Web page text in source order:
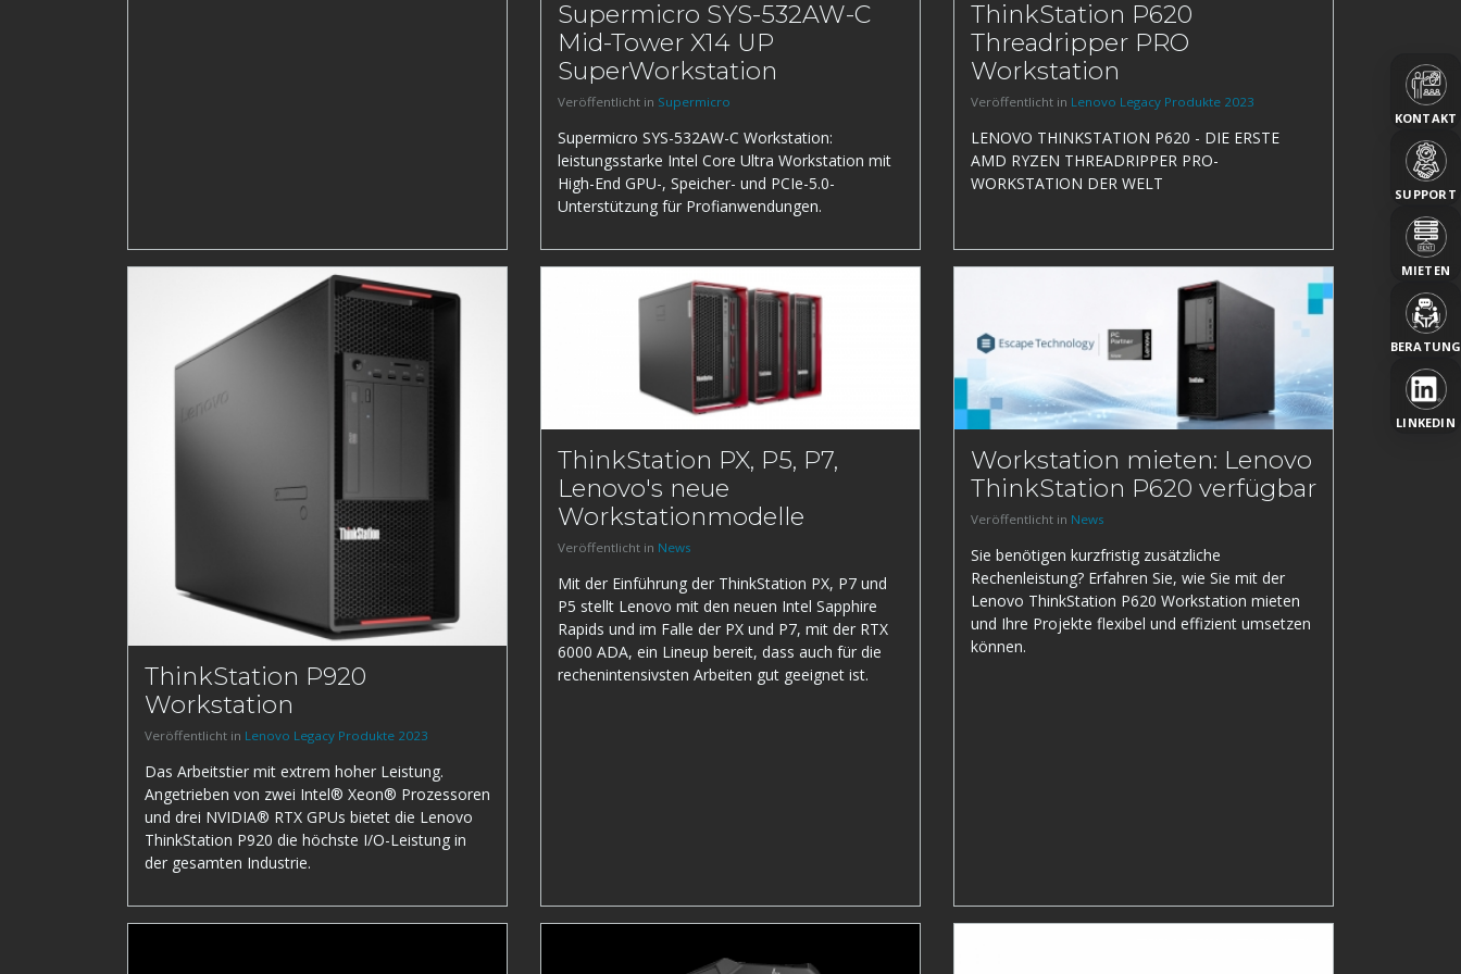
KONTAKT
SUPPORT
MIETEN
BERATUNG
LINKEDIN
Supermicro SYS-532AW-C
Mid-Tower X14 UP
SuperWorkstation
Veröffentlicht in Supermicro
Supermicro SYS-532AW-C Workstation:
leistungsstarke Intel Core Ultra Workstation mit
High-End GPU-, Speicher- und PCIe-5.0-
Unterstützung für Profianwendungen.
ThinkStation P620
Threadripper PRO
Workstation
Veröffentlicht in Lenovo Legacy Produkte 2023
LENOVO THINKSTATION P620 - DIE ERSTE
AMD RYZEN THREADRIPPER PRO-
WORKSTATION DER WELT
ThinkStation P920
Workstation
Veröffentlicht in Lenovo Legacy Produkte 2023
Das Arbeitstier mit extrem hoher Leistung.
Angetrieben von zwei Intel® Xeon® Prozessoren
und drei NVIDIA® RTX GPUs bietet die Lenovo
ThinkStation P920 die höchste I/O-Leistung in
der gesamten Industrie.
ThinkStation PX, P5, P7,
Lenovo's neue
Workstationmodelle
Veröffentlicht in News
Mit der Einführung der ThinkStation PX, P7 und
P5 stellt Lenovo mit den neuen Intel Sapphire
Rapids und im Falle der PX und P7, mit der RTX
6000 ADA, ein Lineup bereit, dass auch für die
rechenintensivsten Arbeiten gut geeignet ist.
Workstation mieten: Lenovo
ThinkStation P620 verfügbar
Veröffentlicht in News
Sie benötigen kurzfristig zusätzliche
Rechenleistung? Erfahren Sie, wie Sie mit der
Lenovo ThinkStation P620 Workstation mieten
und Ihre Projekte flexibel und effizient umsetzen
können.